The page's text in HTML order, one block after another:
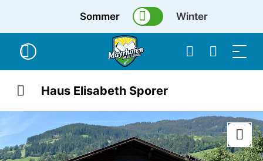
Sommer Winter
Haus Elisabeth Sporer